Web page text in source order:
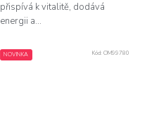
přispívá k vitalitě, dodává
energii a...
NOVINKA Kód: OM99780